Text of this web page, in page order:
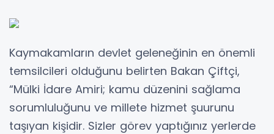
Kaymakamların devlet geleneğinin en önemli
temsilcileri olduğunu belirten Bakan Çiftçi,
“Mülki İdare Amiri; kamu düzenini sağlama
sorumluluğunu ve millete hizmet şuurunu
taşıyan kişidir. Sizler görev yaptığınız yerlerde